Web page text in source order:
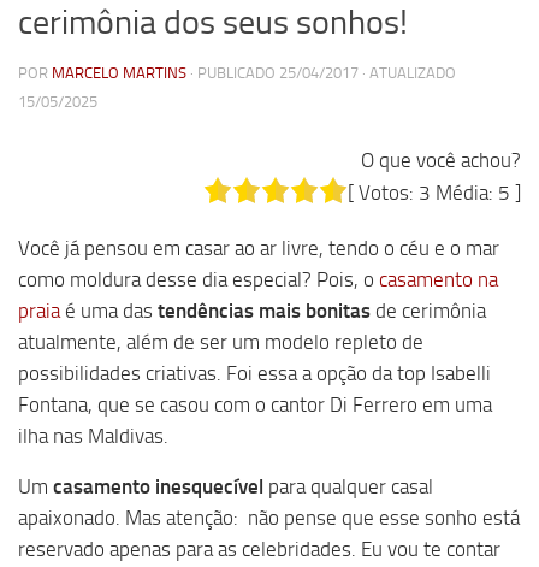
cerimônia dos seus sonhos!
POR MARCELO MARTINS · PUBLICADO 25/04/2017 · ATUALIZADO
15/05/2025
O que você achou?
[ Votos: 3 Média: 5 ]
Você já pensou em casar ao ar livre, tendo o céu e o mar
como moldura desse dia especial? Pois, o casamento na
praia é uma das tendências mais bonitas de cerimônia
atualmente, além de ser um modelo repleto de
possibilidades criativas. Foi essa a opção da top Isabelli
Fontana, que se casou com o cantor Di Ferrero em uma
ilha nas Maldivas.
Um casamento inesquecível para qualquer casal
apaixonado. Mas atenção: não pense que esse sonho está
reservado apenas para as celebridades. Eu vou te contar